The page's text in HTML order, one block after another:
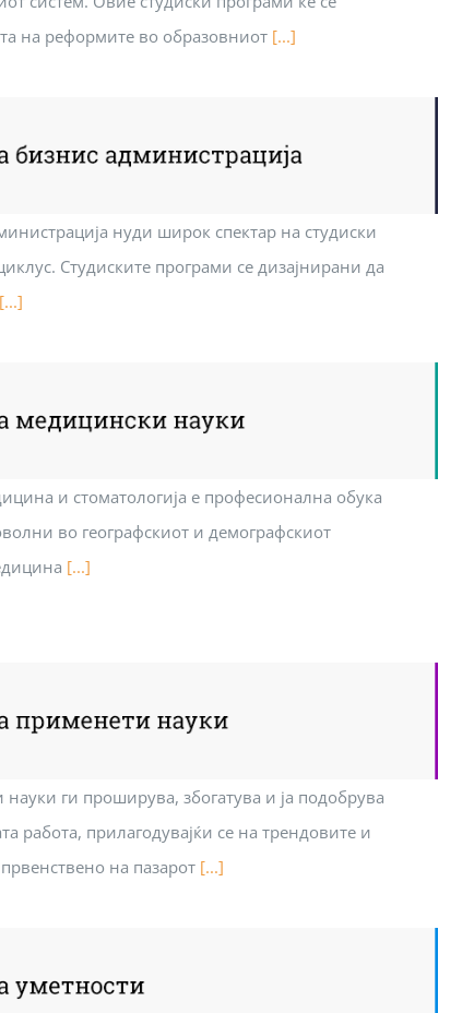
на реформите во образовниот [...]
нуди широк спектар на студиски
Студиските програми се дизајнирани да
[...]
и стоматологија е професионална обука
во географскиот и демографскиот
[...]
ги проширува, збогатува и ја подобрува
работа, прилагодувајќи се на трендовите и
на пазарот [...]